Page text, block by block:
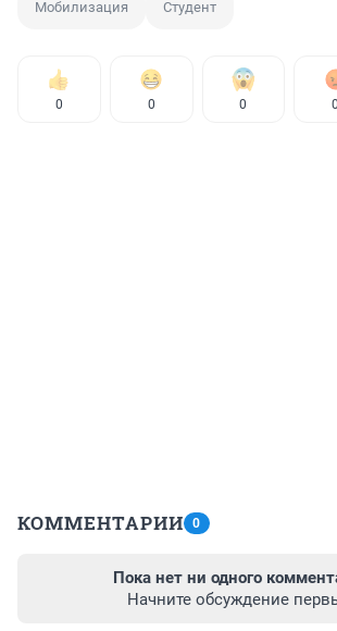
Мобилизация Студент
0 0 0 0
КОММЕНТАРИИ 0
Пока нет ни одного
Начните обсуждение